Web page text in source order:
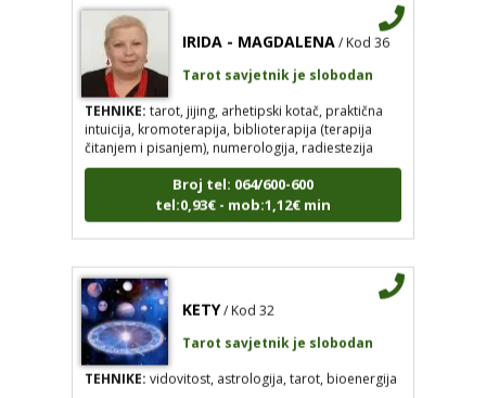
/ Kod 36
TEHNIKE:tarot, jijing, arhetipski kotač, praktična
intuicija, kromoterapija, biblioterapija (terapija
čitanjem i pisanjem), numerologija, radiestezija
Broj tel: 064/600-600
tel:0,93€ - mob:1,12€ min
TEHNIKE:vidovitost, astrologija, tarot, bioenergija